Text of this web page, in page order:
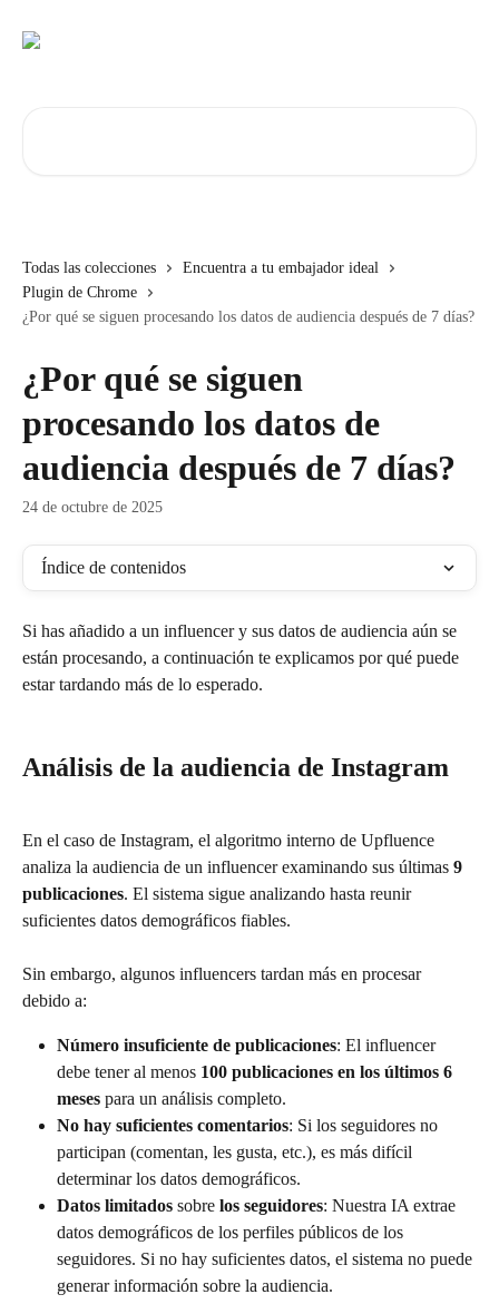
Todas las colecciones
Encuentra a tu embajador ideal
Plugin de Chrome
¿Por qué se siguen procesando los datos de audiencia después de 7 días?
¿Por qué se siguen
procesando los datos de
audiencia después de 7 días?
24 de octubre de 2025
Índice de contenidos
Si has añadido a un influencer y sus datos de audiencia aún se
están procesando, a continuación te explicamos por qué puede
estar tardando más de lo esperado.
Análisis de la audiencia de Instagram
En el caso de Instagram, el algoritmo interno de Upfluence
analiza la audiencia de un influencer examinando sus últimas 9
publicaciones. El sistema sigue analizando hasta reunir
suficientes datos demográficos fiables.
Sin embargo, algunos influencers tardan más en procesar
debido a:
Número insuficiente de publicaciones: El influencer
debe tener al menos 100 publicaciones en los últimos 6
meses para un análisis completo.
No hay suficientes comentarios: Si los seguidores no
participan (comentan, les gusta, etc.), es más difícil
determinar los datos demográficos.
Datos limitados sobre los seguidores: Nuestra IA extrae
datos demográficos de los perfiles públicos de los
seguidores. Si no hay suficientes datos, el sistema no puede
generar información sobre la audiencia.